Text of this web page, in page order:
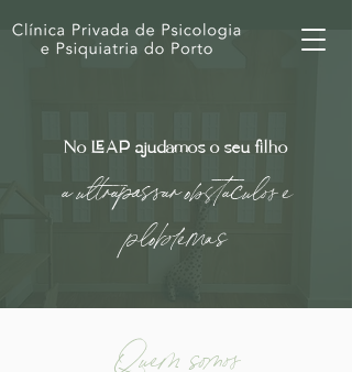
No LEAP ajudamos o seu filho
a ultrapassar obstáculos e
ploblemas
Quem somos